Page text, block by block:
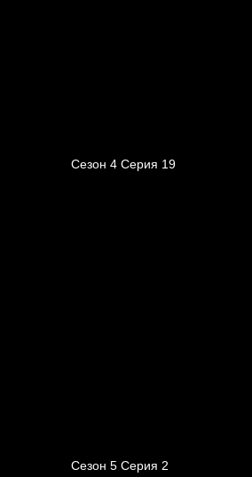
Сезон 4 Серия 19
Сезон 5 Серия 2